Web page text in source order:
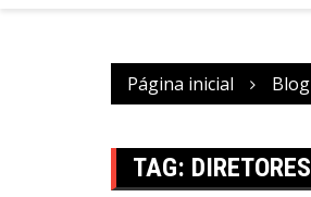
Página inicial Blog
TAG: DIRETORES